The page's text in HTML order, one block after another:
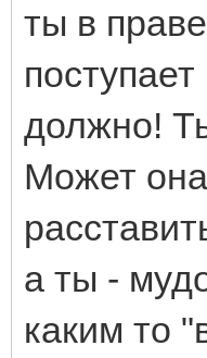
ты в
должно!
Может
а ты -
каким то